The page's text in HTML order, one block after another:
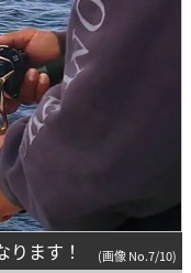
ます！ (画像 No.7/10)